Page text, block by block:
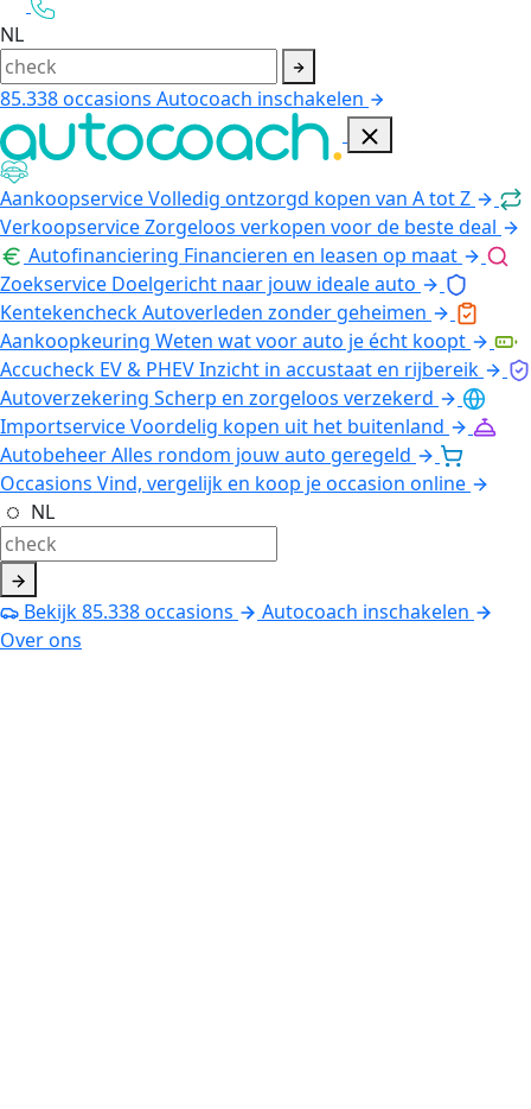
NL
85.338occasions Autocoach inschakelen
AankoopserviceVolledig ontzorgd kopen van A tot Z
VerkoopserviceZorgeloos verkopen voor de beste deal
Autofinanciering Financieren en leasen op maat
Zoekservice Doelgericht naar jouw ideale auto
KentekencheckAutoverleden zonder geheimen
Aankoopkeuring Weten wat voor auto je écht koopt
Accucheck EV & PHEVInzicht in accustaat en rijbereik
Autoverzekering Scherp en zorgeloos verzekerd
ImportserviceVoordelig kopen uit het buitenland
AutobeheerAlles rondom jouw auto geregeld
Occasions Vind, vergelijk en koop je occasion online
NL
Bekijk85.338occasions
Autocoach inschakelen
Over ons